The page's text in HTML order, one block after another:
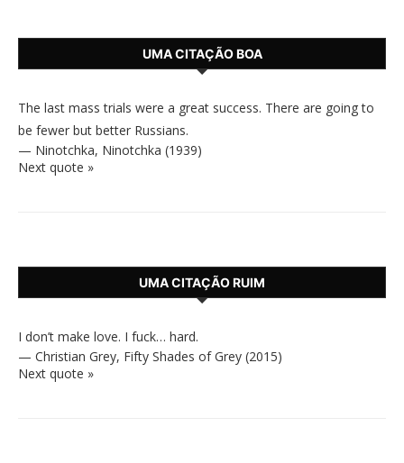
UMA CITAÇÃO BOA
The last mass trials were a great success. There are going to
be fewer but better Russians.
— Ninotchka, Ninotchka (1939)
Next quote »
UMA CITAÇÃO RUIM
I don’t make love. I fuck… hard.
— Christian Grey, Fifty Shades of Grey (2015)
Next quote »